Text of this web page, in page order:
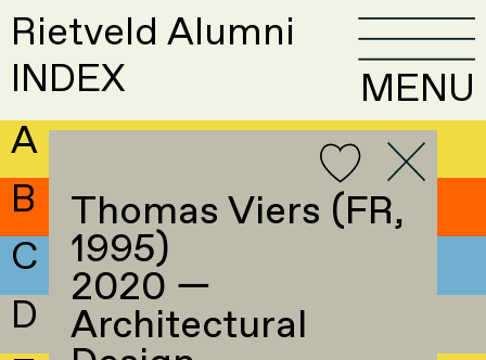
Rietveld Alumni
INDEX
MENU
A
B
C
D
Thomas Viers (FR,
1995)
2020 —
Architectural